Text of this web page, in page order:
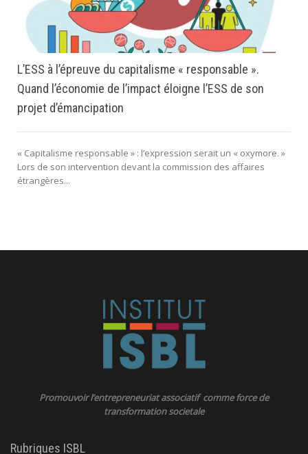
L’ESS à l’épreuve du capitalisme « responsable ».
Quand l’économie de l’impact éloigne l’ESS de son
projet d’émancipation
« Capitalisme responsable » : l’expression serait un « oxymore. »
Lors de son intervention devant la commission des affaires
étrangères...
Promouvoir l’entrepreneuriat associatif comme force de
transformation societale
Rubriques ISBL